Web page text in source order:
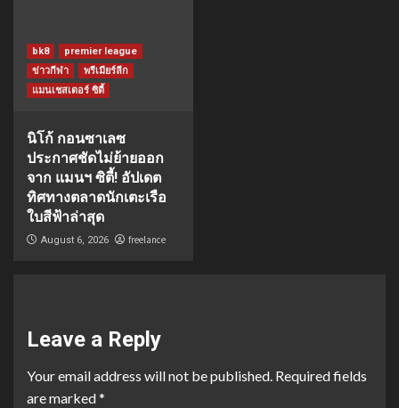
bk8
premier league
ข่าวกีฬา
พรีเมียร์ลีก
แมนเชสเตอร์ ซิตี้
นิโก้ กอนซาเลซ
ประกาศชัดไม่ย้ายออก
จาก แมนฯ ซิตี้! อัปเดต
ทิศทางตลาดนักเตะเรือ
ใบสีฟ้าล่าสุด
August 6, 2026 freelance
Leave a Reply
Your email address will not be published. Required fields
are marked*